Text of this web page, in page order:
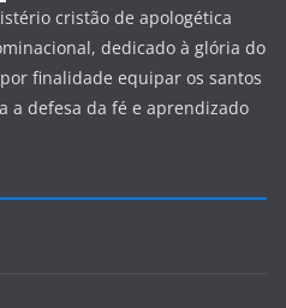
cristão de apologética
dedicado à glória do
finalidade equipar os santos
a defesa da fé e aprendizado